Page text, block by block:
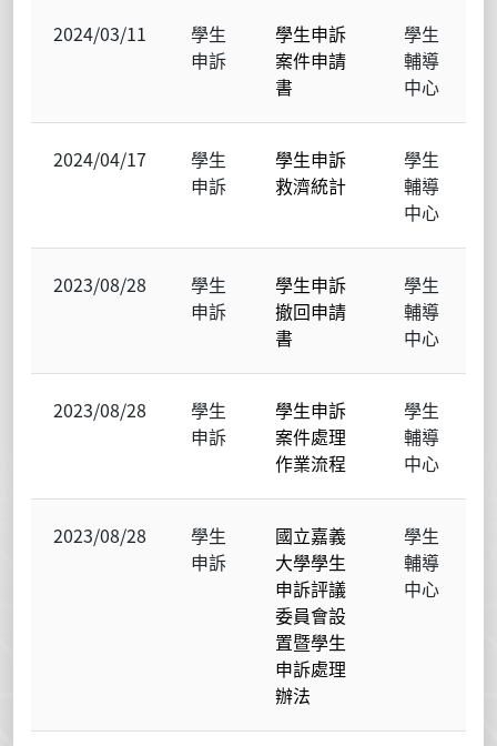
2024/03/11
學生
申訴
學生申訴
案件申請
書
學生
輔導
中心
2024/04/17
學生
申訴
學生申訴
救濟統計
學生
輔導
中心
2023/08/28
學生
申訴
學生申訴
撤回申請
書
學生
輔導
中心
2023/08/28
學生
申訴
學生申訴
案件處理
作業流程
學生
輔導
中心
2023/08/28
學生
申訴
國立嘉義
大學學生
申訴評議
委員會設
置暨學生
申訴處理
辦法
學生
輔導
中心